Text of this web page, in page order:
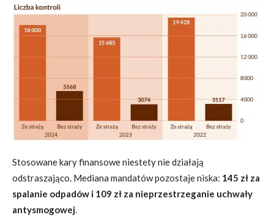
Stosowane kary finansowe niestety nie działają
odstraszająco. Mediana mandatów pozostaje niska: 145 zł za
spalanie odpadów i 109 zł za nieprzestrzeganie uchwały
antysmogowej.